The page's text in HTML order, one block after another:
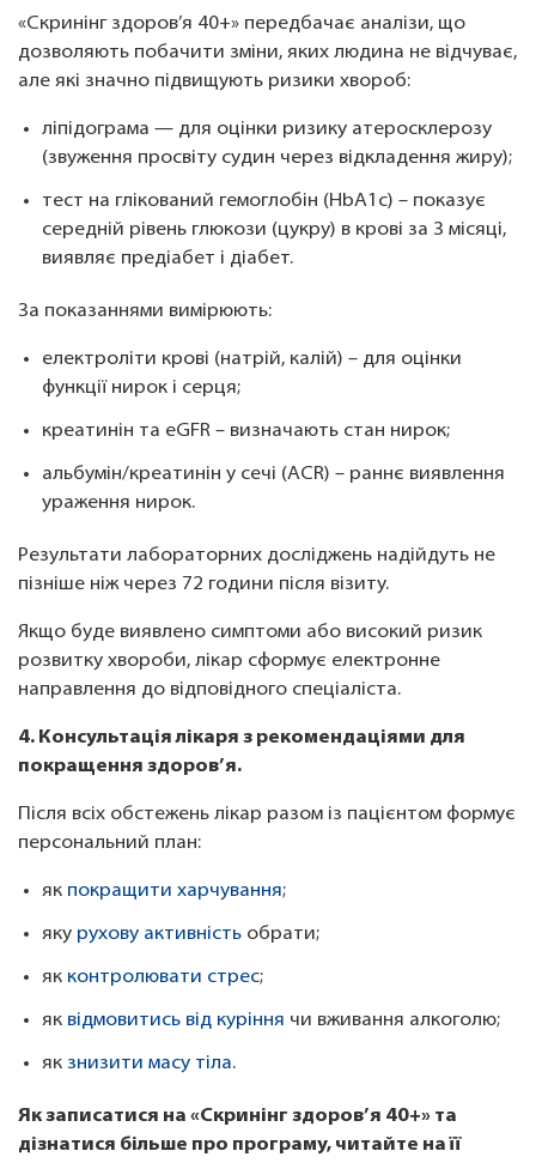
«Скринінг здоров’я 40+» передбачає аналізи, що
дозволяють побачити зміни, яких людина не відчуває,
але які значно підвищують ризики хвороб:
ліпідограма — для оцінки ризику атеросклерозу
(звуження просвіту судин через відкладення жиру);
тест на глікований гемоглобін (HbA1c) – показує
середній рівень глюкози (цукру) в крові за 3 місяці,
виявляє предіабет і діабет.
За показаннями вимірюють:
електроліти крові (натрій, калій) – для оцінки
функції нирок і серця;
креатинін та eGFR – визначають стан нирок;
альбумін/креатинін у сечі (ACR) – раннє виявлення
ураження нирок.
Результати лабораторних досліджень надійдуть не
пізніше ніж через 72 години після візиту.
Якщо буде виявлено симптоми або високий ризик
розвитку хвороби, лікар сформує електронне
направлення до відповідного спеціаліста.
4. Консультація лікаря з рекомендаціями для
покращення здоров’я.
Після всіх обстежень лікар разом із пацієнтом формує
персональний план:
як покращити харчування;
яку рухову активність обрати;
як контролювати стрес;
як відмовитись від куріння чи вживання алкоголю;
як знизити масу тіла.
Як записатися на «Скринінг здоров’я 40+» та
дізнатися більше про програму, читайте на її